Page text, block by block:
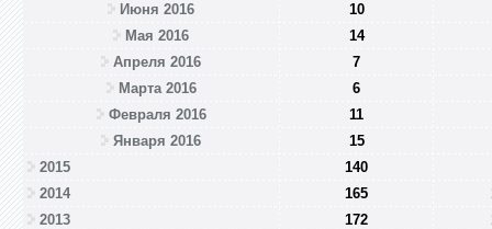
Июня 2016
10
Мая 2016
14
Апреля 2016
7
Марта 2016
6
Февраля 2016
11
Января 2016
15
2015
140
2014
165
2013
172